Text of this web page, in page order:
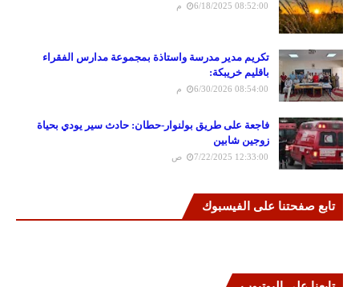
6/18/2025 08:52:00 م
تكريم مدير مدرسة واستاذة بمجموعة مدارس الفقراء
باقليم خريبكة:
6/30/2026 08:54:00 م
فاجعة على طريق بولنوار-حطان: حادث سير يودي بحياة
زوجين شابين
7/22/2025 12:33:00 ص
تابع صفحتنا على الفيسبوك